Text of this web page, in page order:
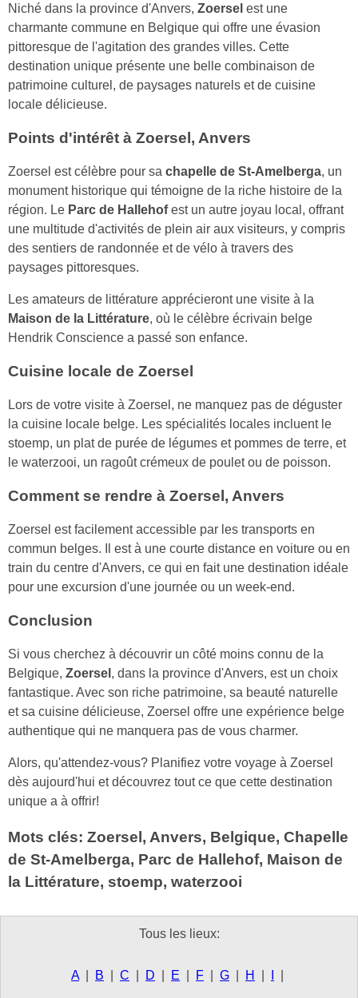
Niché dans la province d'Anvers, Zoersel est une
charmante commune en Belgique qui offre une évasion
pittoresque de l'agitation des grandes villes. Cette
destination unique présente une belle combinaison de
patrimoine culturel, de paysages naturels et de cuisine
locale délicieuse.
Points d'intérêt à Zoersel, Anvers
Zoersel est célèbre pour sa chapelle de St-Amelberga, un
monument historique qui témoigne de la riche histoire de la
région. Le Parc de Hallehofest un autre joyau local, offrant
une multitude d'activités de plein air aux visiteurs, y compris
des sentiers de randonnée et de vélo à travers des
paysages pittoresques.
Les amateurs de littérature apprécieront une visite à la
Maison de la Littérature, où le célèbre écrivain belge
Hendrik Conscience a passé son enfance.
Cuisine locale de Zoersel
Lors de votre visite à Zoersel, ne manquez pas de déguster
la cuisine locale belge. Les spécialités locales incluent le
stoemp, un plat de purée de légumes et pommes de terre, et
le waterzooi, un ragoût crémeux de poulet ou de poisson.
Comment se rendre à Zoersel, Anvers
Zoersel est facilement accessible par les transports en
commun belges. Il est à une courte distance en voiture ou en
train du centre d'Anvers, ce qui en fait une destination idéale
pour une excursion d'une journée ou un week-end.
Conclusion
Si vous cherchez à découvrir un côté moins connu de la
Belgique, Zoersel , dans la province d'Anvers, est un choix
fantastique. Avec son riche patrimoine, sa beauté naturelle
et sa cuisine délicieuse, Zoersel offre une expérience belge
authentique qui ne manquera pas de vous charmer.
Alors, qu'attendez-vous? Planifiez votre voyage à Zoersel
dès aujourd'hui et découvrez tout ce que cette destination
unique a à offrir!
Mots clés: Zoersel, Anvers, Belgique, Chapelle
de St-Amelberga, Parc de Hallehof, Maison de
la Littérature, stoemp, waterzooi
Tous les lieux:
A B C D E F G H